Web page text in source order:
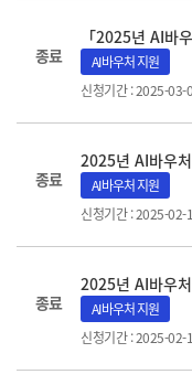
종료
AI바우처 지원
신청기간 : 2025-
종료
AI바우처 지원
신청기간 : 2025-
종료
AI바우처 지원
신청기간 : 2025-